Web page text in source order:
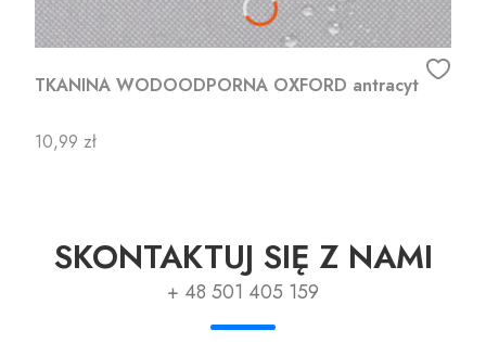
TKANINA WODOODPORNA OXFORD antracyt
Cena
10,99 zł
SKONTAKTUJ SIĘ Z NAMI
+ 48 501 405 159